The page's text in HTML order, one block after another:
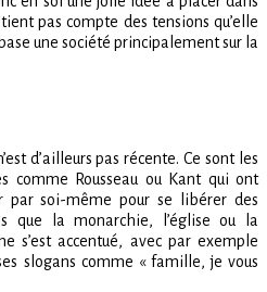
pas compte des tensions qu’elle
une société principalement sur la
d’ailleurs pas récente. Ce sont les
comme Rousseau ou Kant qui ont
par soi-même pour se libérer des
que la monarchie, l’église ou la
s’est accentué, avec par exemple
slogans comme « famille, je vous